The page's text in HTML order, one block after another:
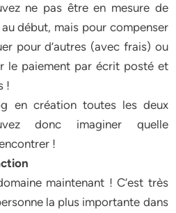
ne pas être en mesure de
début, mais pour compenser
pour d’autres (avec frais) ou
le paiement par écrit posté et
!
en création toutes les deux
donc imaginer quelle
!
maintenant ! C’est très
la plus importante dans